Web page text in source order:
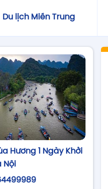
Du lịch Miền Trung
Hương 1 Ngày Khởi
Nội